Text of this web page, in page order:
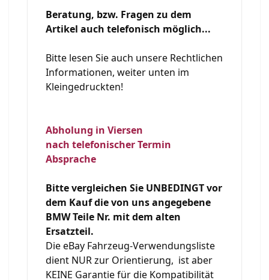
Beratung, bzw. Fragen zu dem
Artikel auch telefonisch möglich...
Bitte lesen Sie auch unsere Rechtlichen
Informationen, weiter unten im
Kleingedruckten!
Abholung in Viersen
nach telefonischer Termin
Absprache
Bitte vergleichen Sie UNBEDINGT vor
dem Kauf die von uns angegebene
BMW Teile Nr. mit dem alten
Ersatzteil.
Die eBay Fahrzeug-Verwendungsliste
dient NUR zur Orientierung, ist aber
KEINE Garantie für die Kompatibilität